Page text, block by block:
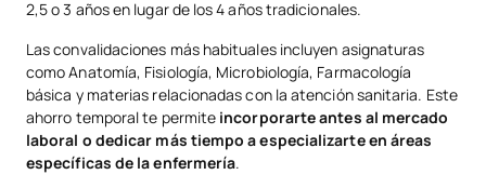
2,5 o 3 años en lugar de los 4 años tradicionales.
Las convalidaciones más habituales incluyen asignaturas
como Anatomía, Fisiología, Microbiología, Farmacología
básica y materias relacionadas con la atención sanitaria. Este
ahorro temporal te permite incorporarte antes al mercado
laboral o dedicar más tiempo a especializarte en áreas
específicas de la enfermería.